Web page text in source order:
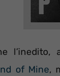
l’inedito,
of Mine,